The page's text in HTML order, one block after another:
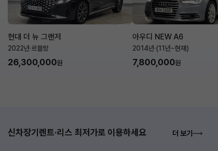
현대 더 뉴 그랜저
2022년·르블랑
26,300,000원
아우디 NEW A6
2014년·(11년~현재)
7,800,000원
신차장기렌트·리스 최저가로 이용하세요 더 보기